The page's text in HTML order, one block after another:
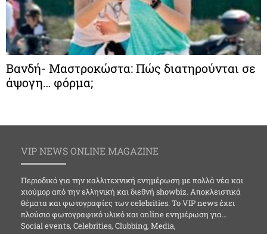
Βανδή- Μαστροκώστα: Πώς διατηρούνται σε
άψογη… φόρμα;
VIP NEWS ONLINE MAGAZINE
Περιοδικό για την καλλιτεχνική ενημέρωση με πολλά νέα και
χιούμορ από την ελληνική και διεθνή showbiz. Αποκλειστικά
θέματα και φωτογραφίες των celebrities. Το VIP news έχει
πλούσιο φωτογραφικό υλικό και online ενημέρωση για…
Social events, Celebrities, Clubbing, Media,